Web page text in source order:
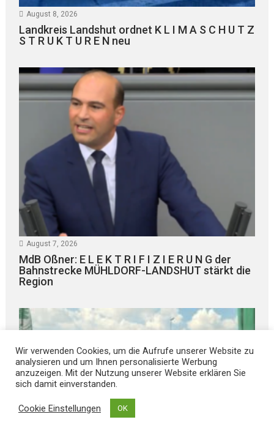
August 8, 2026
Landkreis Landshut ordnet K L I M A S C H U T Z
S T R U K T U R E N neu
August 7, 2026
MdB Oßner: E L E K T R I F I Z I E R U N G der
Bahnstrecke MÜHLDORF-LANDSHUT stärkt die
Region
Wir verwenden Cookies, um die Aufrufe unserer Website zu
analysieren und um Ihnen personalisierte Werbung
anzuzeigen. Mit der Nutzung unserer Website erklären Sie
sich damit einverstanden.
Cookie Einstellungen OK